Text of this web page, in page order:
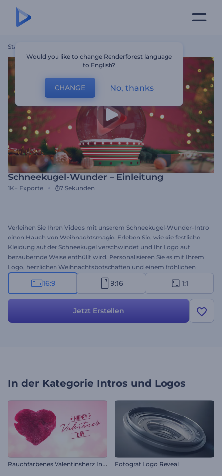
Startseite
Schneekugel-Wunder – Einleitung
1K+ Exporte 7 Sekunden
Verleihen Sie Ihren Videos mit unserem Schneekugel-Wunder-Intro
einen Hauch von Weihnachtsmagie. Erleben Sie, wie die festliche
Kleidung auf der Schneekugel verschwindet und Ihr Logo auf
bezaubernde Weise enthüllt wird. Personalisieren Sie es mit Ihrem
Logo, herzlichen Weihnachtsbotschaften und einem fröhlichen
Musikstück, um es einzigartig zu gestalten. Perfekt für festliche
Markenpräsentationen, Ankündigungen von Sonderangeboten,
und die Weihnachtsstimmung in Sekundenschnelle teilen!
16:9 9:16 1:1
Jetzt Erstellen
In der Kategorie Intros und Logos
R
auchfarbenes Valentinsherz Intro Fotograf Logo Reveal
Would you like to change Renderforest language
to English?
CHANGE No, thanks